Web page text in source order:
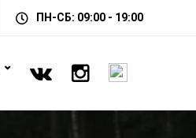
ПН-СБ: 09:00 - 19:00